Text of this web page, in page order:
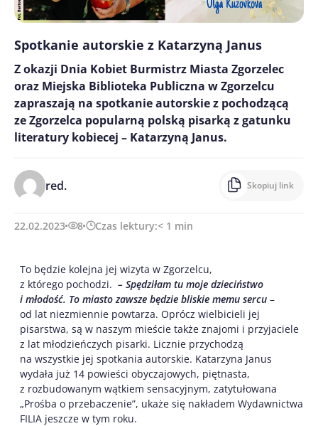
Spotkanie autorskie z Katarzyną Janus
Z okazji Dnia Kobiet Burmistrz Miasta Zgorzelec
oraz Miejska Biblioteka Publiczna w Zgorzelcu
zapraszają na spotkanie autorskie z pochodzącą
ze Zgorzelca popularną polską pisarką z gatunku
literatury kobiecej – Katarzyną Janus.
red. Skopiuj link
22.02.2023 8 Czas lektury:< 1 min
To będzie kolejna jej wizyta w Zgorzelcu,
z którego pochodzi. – Spędziłam tu moje dzieciństwo
i młodość. To miasto zawsze będzie bliskie memu sercu –
od lat niezmiennie powtarza. Oprócz wielbicieli jej
pisarstwa, są w naszym mieście także znajomi i przyjaciele
z lat młodzieńczych pisarki. Licznie przychodzą
na wszystkie jej spotkania autorskie. Katarzyna Janus
wydała już 14 powieści obyczajowych, piętnasta,
z rozbudowanym wątkiem sensacyjnym, zatytułowana
„Prośba o przebaczenie”, ukaże się nakładem Wydawnictwa
FILIA jeszcze w tym roku.